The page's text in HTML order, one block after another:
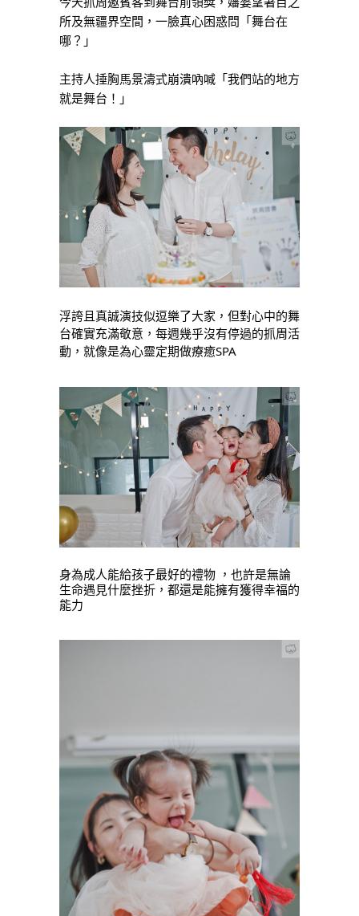
所及無疆界空間，一臉真心困惑問「舞台在
哪？」
主持人捶胸馬景濤式崩潰吶喊「我們站的地方
就是舞台！」
浮誇且真誠演技似逗樂了大家，但對心中的舞
台確實充滿敬意，每週幾乎沒有停過的抓周活
動，就像是為心靈定期做療癒SPA
身為成人能給孩子最好的禮物 ，也許是無論
生命遇見什麼挫折，都還是能擁有獲得幸福的
能力